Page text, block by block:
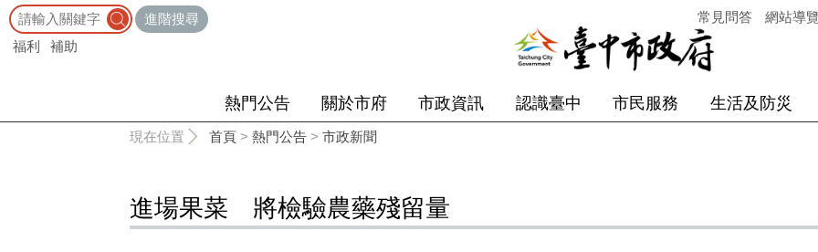
進階搜尋
福利
補助
常見問答 網站導
熱門公告 關於市府 市政資訊 認識臺中 市民服務 生活及防災
現在位置 首頁 > 熱門公告 > 市政新聞
進場果菜 將檢驗農藥殘留量